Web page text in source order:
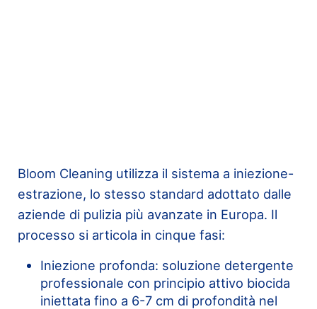
Bloom Cleaning utilizza il sistema a iniezione-
estrazione, lo stesso standard adottato dalle
aziende di pulizia più avanzate in Europa. Il
processo si articola in cinque fasi:
Iniezione profonda: soluzione detergente
professionale con principio attivo biocida
iniettata fino a 6-7 cm di profondità nel